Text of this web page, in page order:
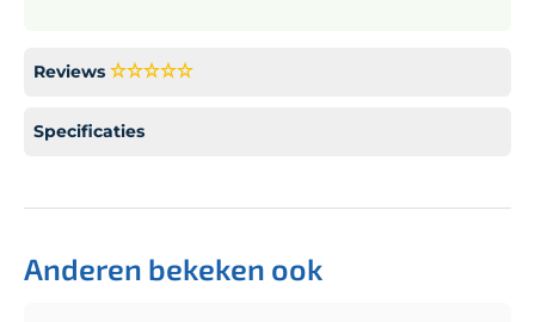
Reviews
Specificaties
Anderen bekeken ook